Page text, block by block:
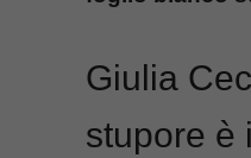
Giulia
stupore è